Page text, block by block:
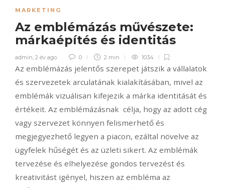
MARKETING
Az emblémázás művészete:
márkaépítés és identitás
admin 2 év ago 0 2 min 1034
Az emblémázás jelentős szerepet játszik a vállalatok
és szervezetek arculatának kialakításában, mivel az
emblémák vizuálisan kifejezik a márka identitását és
értékeit. Az emblémázásnak célja, hogy az adott cég
vagy szervezet könnyen felismerhető és
megjegyezhető legyen a piacon, ezáltal növelve az
ügyfelek hűségét és az üzleti sikert. Az emblémák
tervezése és elhelyezése gondos tervezést és
kreativitást igényel, hiszen az embléma az